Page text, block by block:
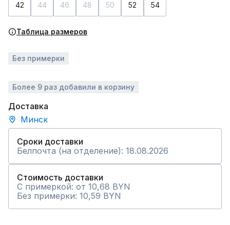
42 44 46 48 50 52 54
Таблица размеров
Без примерки
Более 9 раз добавили в корзину
Доставка
Минск
Сроки доставки
Белпочта (на отделение): 18.08.2026
Стоимость доставки
С примеркой: от 10,68 BYN
Без примерки: 10,59 BYN